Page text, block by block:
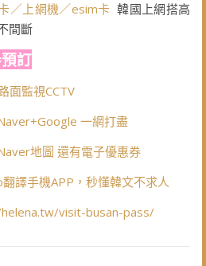
／上網機／esim卡 韓國上網搭高
間斷
訂
面監視CCTV
一網打盡
地圖 還有電子優惠券
譯手機APP，秒懂韓文不求人
visit-busan-pass/